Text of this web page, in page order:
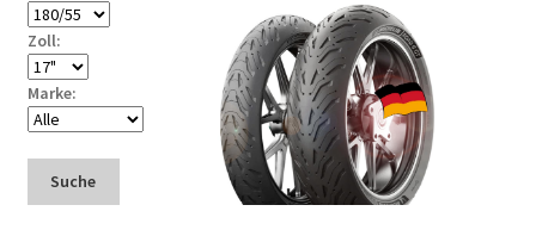
Zoll:
Marke:
Suche